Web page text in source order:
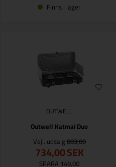
Finns i lager
OUTWELL
Outwell Katmai Duo
Vejl. udsalg 883,00
734,00SEK
SPARA 149,00